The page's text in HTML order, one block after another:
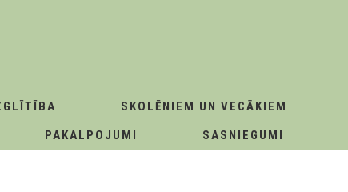
SKOLĒNIEM UN VECĀKIEM
PAKALPOJUMI SASNIEGUMI